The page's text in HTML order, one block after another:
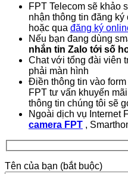
FPT Telecom sẽ khảo
nhận thông tin đăng
hoặc qua đăng ký
Nếu bạn đang dùng
nhắn tin Zalo tới số
Chat với tổng đài viên
phải màn hình
Điền thông tin vào
FPT tư vấn khuyến
thông tin chúng tôi sẽ
Ngoài dịch vụ Internet
camera FPT ,
Tên của bạn (bắt buộc)